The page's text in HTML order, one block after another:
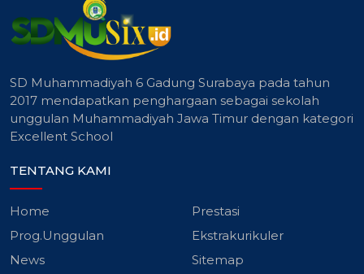
SD Muhammadiyah 6 Gadung Surabaya pada tahun
2017 mendapatkan penghargaan sebagai sekolah
unggulan Muhammadiyah Jawa Timur dengan kategori
Excellent School
TENTANG KAMI
Home
Prestasi
Prog.Unggulan
Ekstrakurikuler
News
Sitemap